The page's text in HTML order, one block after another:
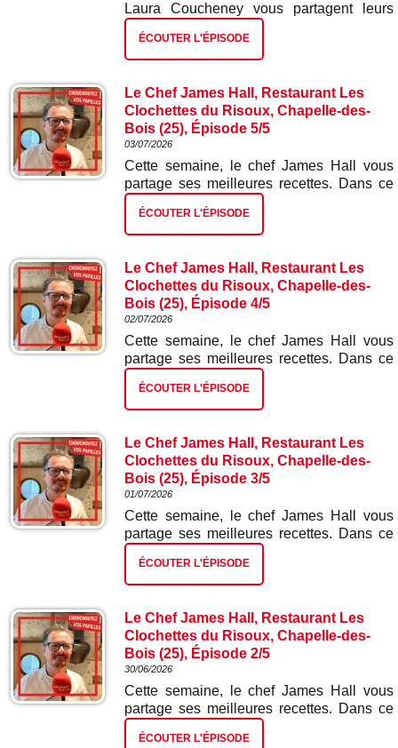
Laura Coucheney vous partagent leurs
meilleures recettes. Dans ce premier
épisode : tartelette ad hoc et radis.
ÉCOUTER L'ÉPISODE
Le Chef James Hall, Restaurant Les
Clochettes du Risoux, Chapelle-des-
Bois (25), Épisode 5/5
03/07/2026
Cette semaine, le chef James Hall vous
partage ses meilleures recettes. Dans ce
cinquième et dernier épisode : gâteau
glacé myrtilles citron.
ÉCOUTER L'ÉPISODE
Le Chef James Hall, Restaurant Les
Clochettes du Risoux, Chapelle-des-
Bois (25), Épisode 4/5
02/07/2026
Cette semaine, le chef James Hall vous
partage ses meilleures recettes. Dans ce
quatrième épisode : gnocchis ail des ours
et épinards.
ÉCOUTER L'ÉPISODE
Le Chef James Hall, Restaurant Les
Clochettes du Risoux, Chapelle-des-
Bois (25), Épisode 3/5
01/07/2026
Cette semaine, le chef James Hall vous
partage ses meilleures recettes. Dans ce
troisième épisode : escalope de truite
gravelaxée et risotto aux écrevisses.
ÉCOUTER L'ÉPISODE
Le Chef James Hall, Restaurant Les
Clochettes du Risoux, Chapelle-des-
Bois (25), Épisode 2/5
30/06/2026
Cette semaine, le chef James Hall vous
partage ses meilleures recettes. Dans ce
deuxième épisode : tarte tatin d'oignons
rouges.
ÉCOUTER L'ÉPISODE